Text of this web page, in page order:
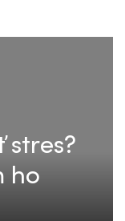
stres?
ho